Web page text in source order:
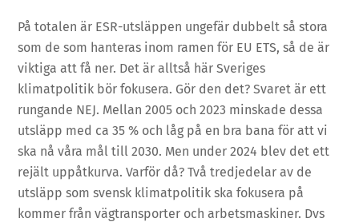
På totalen är ESR-utsläppen ungefär dubbelt så stora
som de som hanteras inom ramen för EU ETS, så de är
viktiga att få ner. Det är alltså här Sveriges
klimatpolitik bör fokusera. Gör den det? Svaret är ett
rungande NEJ. Mellan 2005 och 2023 minskade dessa
utsläpp med ca 35 % och låg på en bra bana för att vi
ska nå våra mål till 2030. Men under 2024 blev det ett
rejält uppåtkurva. Varför då? Två tredjedelar av de
utsläpp som svensk klimatpolitik ska fokusera på
kommer från vägtransporter och arbetsmaskiner. Dvs